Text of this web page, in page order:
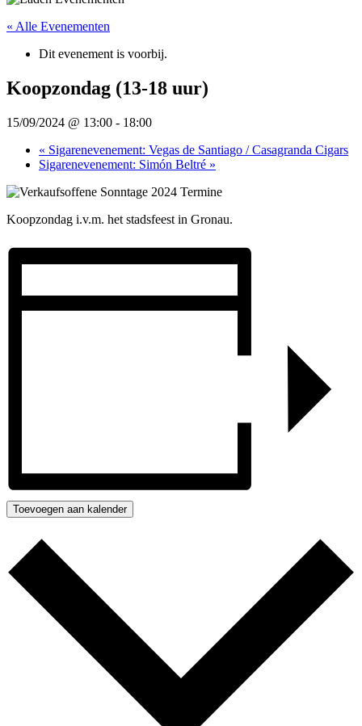
« Alle Evenementen
Dit evenement is voorbij.
Koopzondag (13-18 uur)
15/09/2024 @ 13:00 - 18:00
« Sigarenevenement: Vegas de Santiago / Casagranda Cigars
Sigarenevenement: Simón Beltré »
Koopzondag i.v.m. het stadsfeest in Gronau.
Toevoegen aan kalender